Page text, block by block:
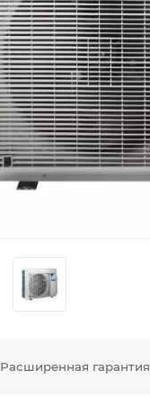
Расширенная гарантия